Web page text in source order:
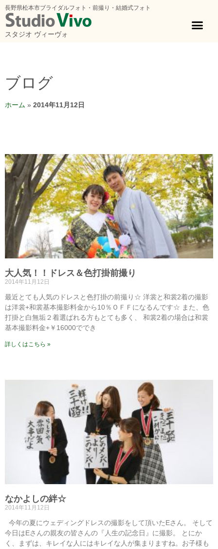
長野県松本市ブライダルフォト・前撮り・結婚式フォト
スタジオ ヴィーヴォ
ブログ
ホーム » 2014年11月12日
大人気！！ドレス＆色打掛前撮り
2014年11月12日
最近とても人気のドレスと色打掛の前撮り☆ 洋裳と和裳2着の撮影
は洋裳+和裳基本撮影料金から10％ＯＦＦになるんです☆ また、色
打掛と白無垢２着選ばれる方もとても多く、 和裳2着の場合は和裳
基本撮影料金+￥16000ででき
詳しくはこちら »
なかよしの絆☆
2014年11月12日
今年の夏にウェディングドレスの撮影をして頂いたEさん。 そして
今日はEさんの親友の皆さんの『人生の記念日』に撮影。 とにか
く、まずは、キレイな人にはキレイな人が集まりますね。お子様も